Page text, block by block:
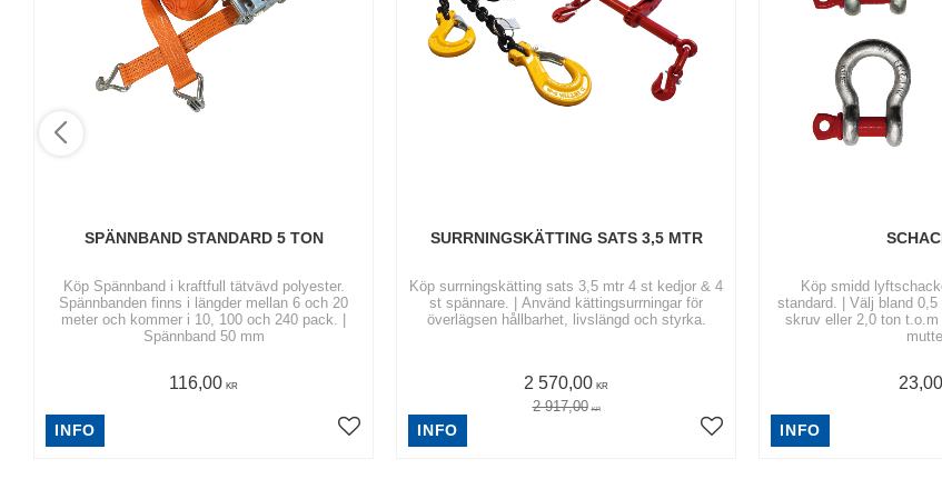
SPÄNNBAND STANDARD 5 TON
Köp Spännband i kraftfull tätvävd polyester.
Spännbanden finns i längder mellan 6 och 20
meter och kommer i 10, 100 och 240 pack. |
Spännband 50 mm
116,00 KR
INFO
SURRNINGSKÄTTING SATS 3,5 MTR
Köp surrningskätting sats 3,5 mtr 4 st kedjor & 4
st spännare. | Använd kättingsurrningar för
överlägsen hållbarhet, livslängd och styrka.
2 570,00 KR
2 917,00 KR
INFO
Köp smidd
standard. | Välj bland
skruv eller 2,0 ton
23,00
INFO